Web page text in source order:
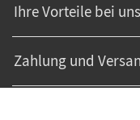
Ihre Vorteile bei uns
Zahlung und